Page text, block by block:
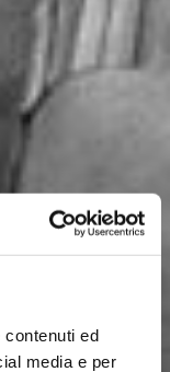
ed
media e per